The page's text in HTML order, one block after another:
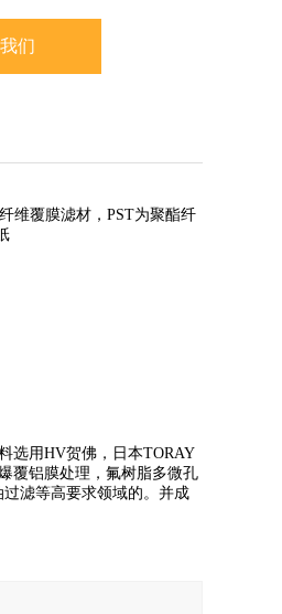
们
维覆膜滤材，PST为聚酯纤
选用HV贺佛，日本TORAY
覆铝膜处理，氟树脂多微孔
滤等高要求领域的。并成